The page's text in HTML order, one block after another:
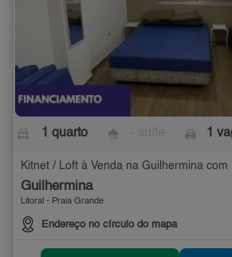
1 quarto 1
Kitnet / Loft à Venda na Guilhermina com
Guilhermina
Litoral - Praia Grande
Endereço no círculo do mapa